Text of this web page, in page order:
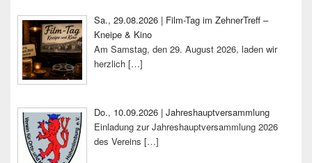
Sa., 29.08.2026 | Film-Tag im ZehnerTreff –
Kneipe & Kino
Am Samstag, den 29. August 2026, laden wir
herzlich […]
Do., 10.09.2026 | Jahreshauptversammlung
Einladung zur Jahreshauptversammlung 2026
des Vereins […]